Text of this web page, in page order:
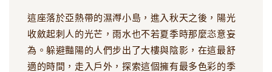
這座落於亞熱帶的濕溽小島，進入秋天之後，陽光
收斂起刺人的光芒，雨水也不若夏季時那麼恣意妄
為。躲避豔陽的人們步出了大樓與陰影，在這最舒
適的時間，走入戶外，探索這個擁有最多色彩的季